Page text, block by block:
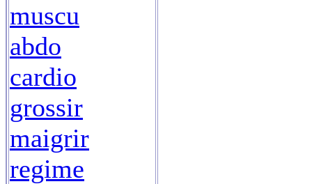
muscu
abdo
cardio
grossir
maigrir
regime